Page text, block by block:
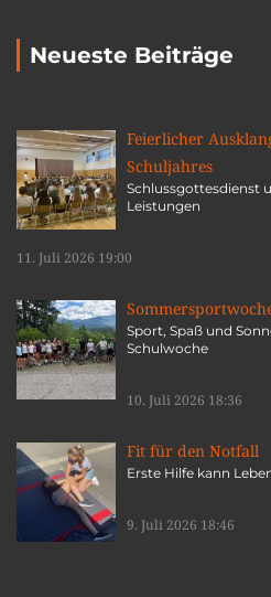
Neueste Beiträge
Feierlicher
Schuljahres
Schlussgottesdienst
Leistungen
11. Juli 2026 19:00
Sport, Spaß und
Schulwoche
10. Juli 2026 18:36
Fit für den Notfall
Erste Hilfe kann
9. Juli 2026 18:46